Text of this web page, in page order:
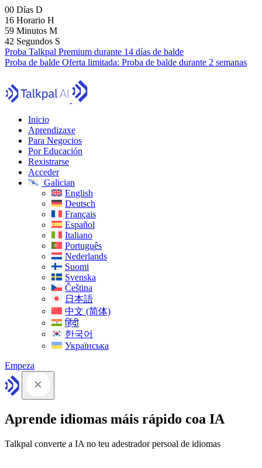
00 Días D
16 Horario H
59 Minutos M
41 Segundos S
Proba Talkpal Premium durante 14 días de balde
Proba de balde Oferta limitada: Proba de balde durante 2 semanas
Inicio
Aprendizaxe
Para Negocios
Por Educación
Rexistrarse
Acceder
Galician
English
Deutsch
Français
Español
Italiano
Português
Nederlands
Suomi
Svenska
Čeština
日本語
中文 (简体)
हिंदी
한국어
Українська
Empeza
Aprende idiomas máis rápido coa IA
Talkpal converte a IA no teu adestrador persoal de idiomas